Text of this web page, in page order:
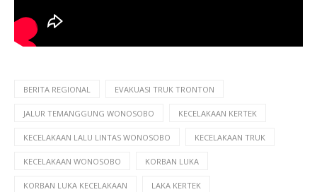
BERITA REGIONAL EVAKUASI TRUK TRONTON
JALUR TEMANGGUNG WONOSOBO KECELAKAAN KERTEK
KECELAKAAN LALU LINTAS WONOSOBO KECELAKAAN TRUK
KECELAKAAN WONOSOBO KORBAN LUKA
KORBAN LUKA KECELAKAAN LAKA KERTEK